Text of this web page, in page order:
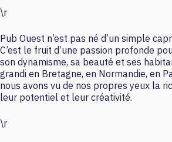
\r
Pub Ouest n’est pas né d’un simple
C’est le fruit d’une passion profonde
son dynamisme, sa beauté et ses
grandi en Bretagne, en Normandie, en
nous avons vu de nos propres yeux la
leur potentiel et leur créativité.
\r